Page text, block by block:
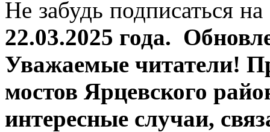
Не забудь подписаться
22.03.2025 года.
Уважаемые читатели!
мостов Ярцевского
интересные случаи,